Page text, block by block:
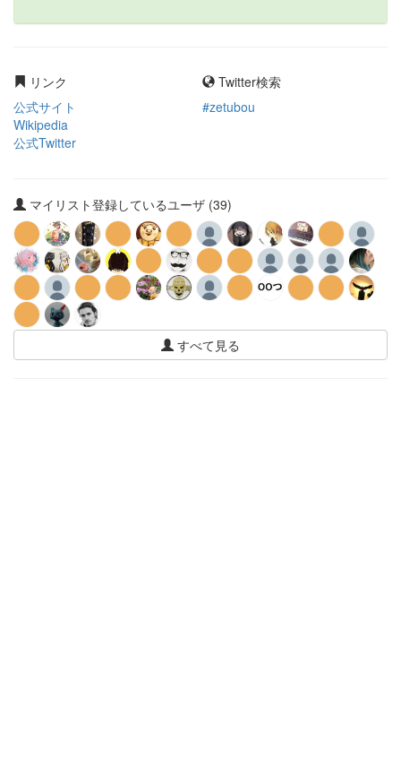
リンク
公式サイト
Wikipedia
公式Twitter
Twitter検索
#zetubou
マイリスト登録しているユーザ (39)
すべて見る